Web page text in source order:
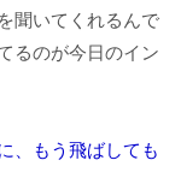
聞いてくれるんで
るのが今日のイン
、もう飛ばしても